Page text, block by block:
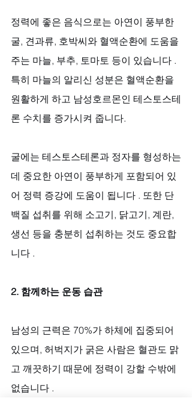
정력에 좋은 음식으로는 아연이 풍부한
굴, 견과류, 호박씨와 혈액순환에 도움을
주는 마늘, 부추, 토마토 등이 있습니다 .
특히 마늘의 알리신 성분은 혈액순환을
원활하게 하고 남성호르몬인 테스토스테
론 수치를 증가시켜 줍니다.
굴에는 테스토스테론과 정자를 형성하는
데 중요한 아연이 풍부하게 포함되어 있
어 정력 증강에 도움이 됩니다 . 또한 단
백질 섭취를 위해 소고기, 닭고기, 계란,
생선 등을 충분히 섭취하는 것도 중요합
니다 .
2. 함께하는 운동 습관
남성의 근력은 70%가 하체에 집중되어
있으며, 허벅지가 굵은 사람은 혈관도 맑
고 깨끗하기 때문에 정력이 강할 수밖에
없습니다 .